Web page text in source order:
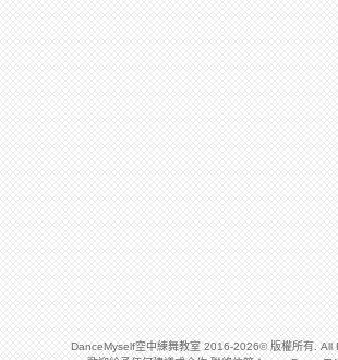
DanceMyself空中練舞教室 2016-2026© 版權所有. All